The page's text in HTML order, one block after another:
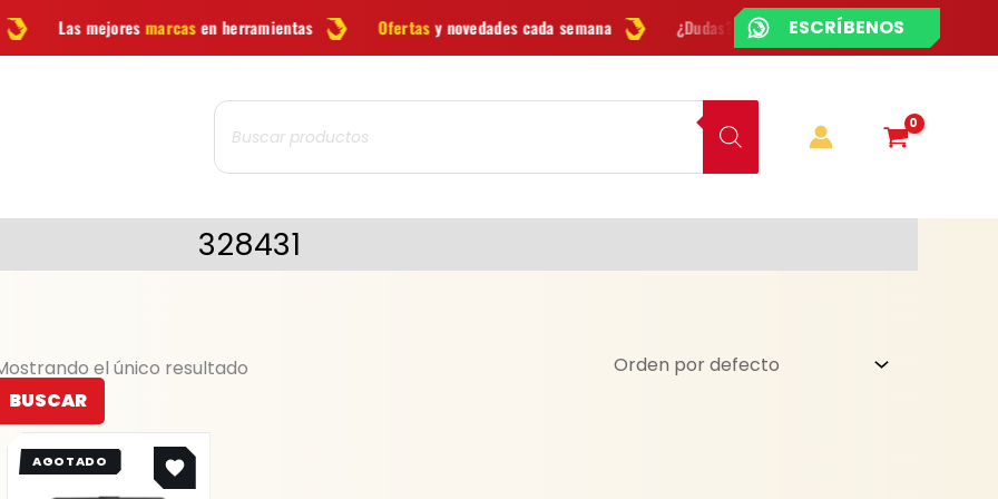
marcasen herramientas Ofertasy novedades cada semana ¿Dudas? Escríbenos porWhatsApp EnvíoGRATIS
¿CHATEAMOS?
Búsqueda
de
productos
328431
BUSCAR
el único resultado